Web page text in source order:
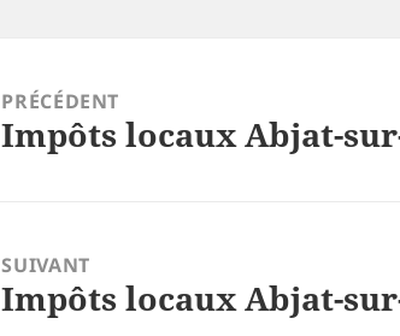
PRÉCÉDENT
Article
Impôts locaux Abjat-
SUIVANT
Article
Impôts locaux Abjat-